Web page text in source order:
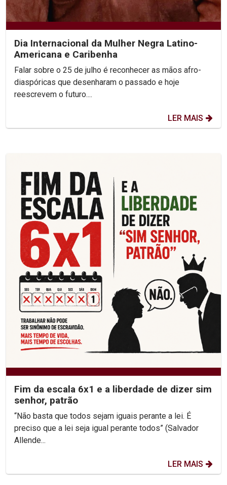
Dia Internacional da Mulher Negra Latino-
Americana e Caribenha
Falar sobre o 25 de julho é reconhecer as mãos afro-
diaspóricas que desenharam o passado e hoje
reescrevem o futuro....
LER MAIS
Fim da escala 6x1 e a liberdade de dizer sim
senhor, patrão
“Não basta que todos sejam iguais perante a lei. É
preciso que a lei seja igual perante todos” (Salvador
Allende...
LER MAIS